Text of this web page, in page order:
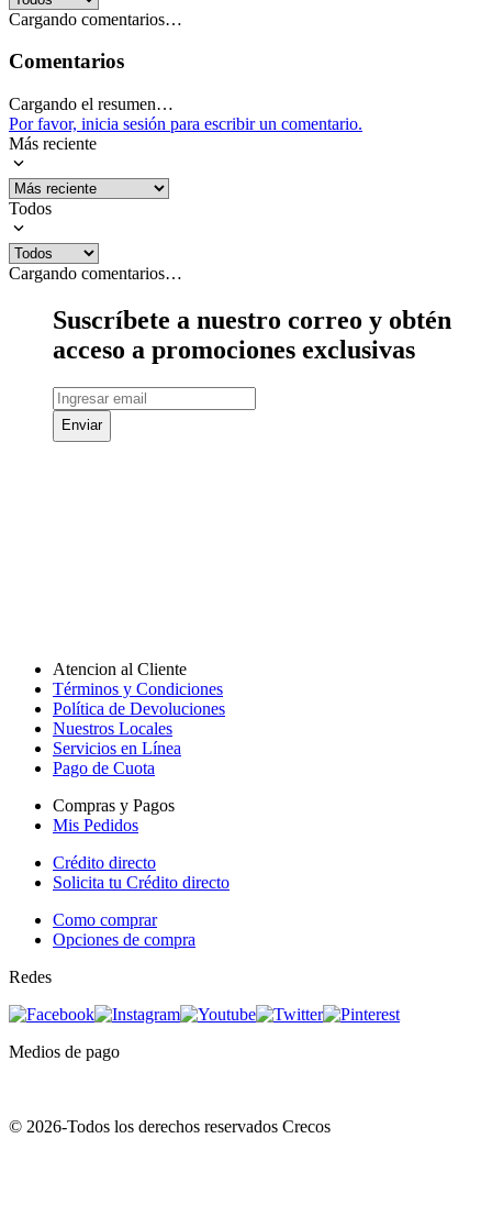
Cargando comentarios…
Comentarios
Cargando el resumen…
Por favor, inicia sesión para escribir un comentario.
Más reciente
Todos
Cargando comentarios…
Suscríbete a nuestro correo y obtén
acceso a promociones exclusivas
Enviar
Atencion al Cliente
Términos y Condiciones
Política de Devoluciones
Nuestros Locales
Servicios en Línea
Pago de Cuota
Compras y Pagos
Mis Pedidos
Crédito directo
Solicita tu Crédito directo
Como comprar
Opciones de compra
Redes
Medios de pago
© 2026-Todos los derechos reservados Crecos